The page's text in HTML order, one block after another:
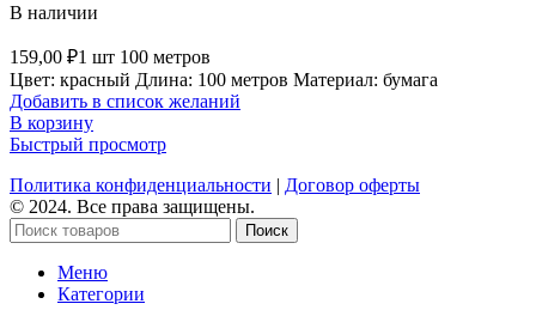
В наличии
159,00 ₽1 шт 100 метров
Цвет: красный Длина: 100 метров Материал: бумага
Добавить в список желаний
В корзину
Быстрый просмотр
Политика конфиденциальности | Договор оферты
© 2024. Все права защищены.
Поиск
Меню
Категории